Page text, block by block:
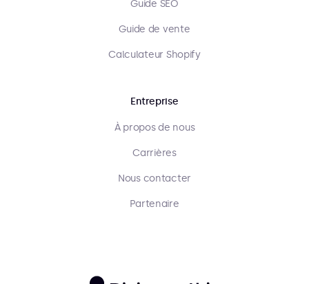
Guide SEO
Guide de vente
Calculateur Shopify
Entreprise
À propos de nous
Carrières
Nous contacter
Partenaire